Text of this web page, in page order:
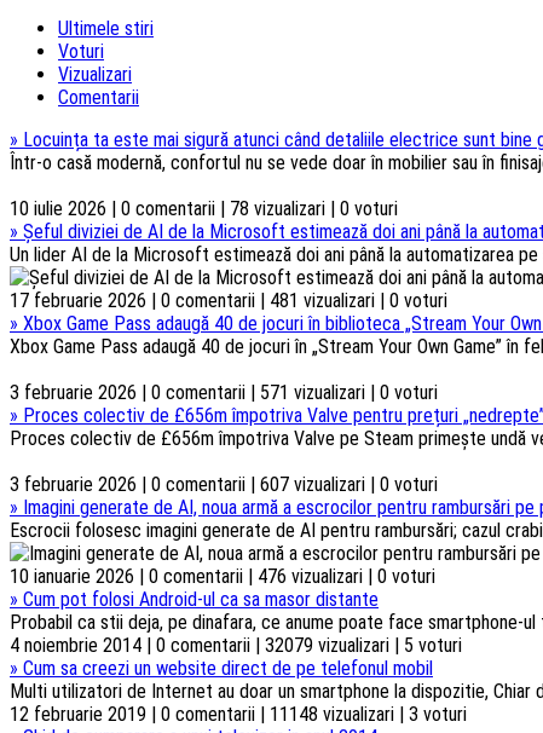
Ultimele stiri
Voturi
Vizualizari
Comentarii
» Locuința ta este mai sigură atunci când detaliile electrice sunt bine
Într-o casă modernă, confortul nu se vede doar în mobilier sau în
10 iulie 2026 | 0 comentarii | 78 vizualizari | 0 voturi
» Șeful diviziei de AI de la Microsoft estimează doi ani până la
Un lider AI de la Microsoft estimează doi ani până la automatizarea pe
17 februarie 2026 | 0 comentarii | 481 vizualizari | 0 voturi
» Xbox Game Pass adaugă 40 de jocuri în biblioteca „Stream Your
Xbox Game Pass adaugă 40 de jocuri în „Stream Your Own Game” în
3 februarie 2026 | 0 comentarii | 571 vizualizari | 0 voturi
» Proces colectiv de £656m împotriva Valve pentru prețuri
Proces colectiv de £656m împotriva Valve pe Steam primește undă
3 februarie 2026 | 0 comentarii | 607 vizualizari | 0 voturi
» Imagini generate de AI, noua armă a escrocilor pentru rambursări
Escrocii folosesc imagini generate de AI pentru rambursări; cazul
10 ianuarie 2026 | 0 comentarii | 476 vizualizari | 0 voturi
» Cum pot folosi Android-ul ca sa masor distante
Probabil ca stii deja, pe dinafara, ce anume poate face smartphone-
4 noiembrie 2014 | 0 comentarii | 32079 vizualizari | 5 voturi
» Cum sa creezi un website direct de pe telefonul mobil
Multi utilizatori de Internet au doar un smartphone la dispozitie, Chiar
12 februarie 2019 | 0 comentarii | 11148 vizualizari | 3 voturi